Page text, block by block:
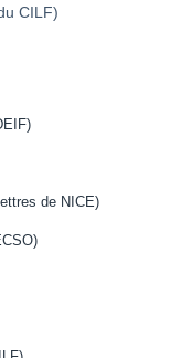
CILF)
de NICE)